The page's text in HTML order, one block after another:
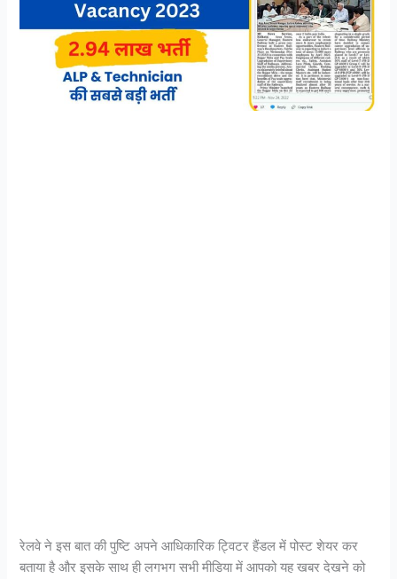
रेलवे ने इस बात की पुष्टि अपने आधिकारिक ट्विटर हैंडल में पोस्ट शेयर कर
बताया है और इसके साथ ही लगभग सभी मीडिया में आपको यह खबर देखने को